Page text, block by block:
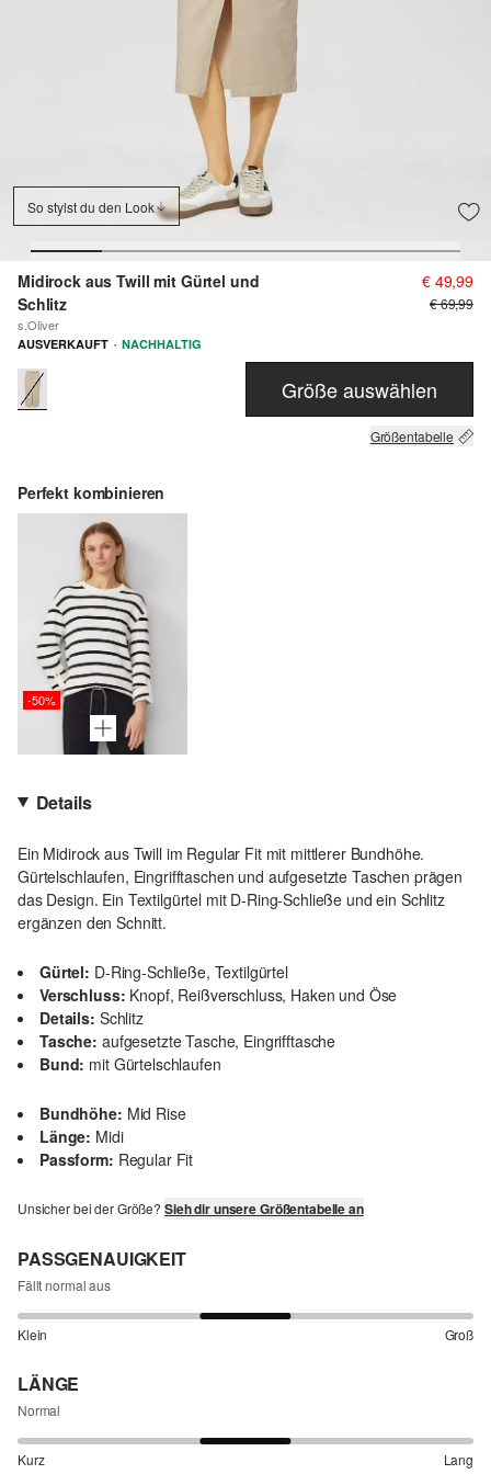
So stylst du den Look
Midirock aus Twill mit Gürtel und
Schlitz
s.Oliver
€ 49,99
€ 69,99
AUSVERKAUFT · NACHHALTIG
Größe auswählen
Größentabelle
Perfekt kombinieren
-50%
Details
Ein Midirock aus Twill im Regular Fit mit mittlerer Bundhöhe.
Gürtelschlaufen, Eingrifftaschen und aufgesetzte Taschen prägen
das Design. Ein Textilgürtel mit D-Ring-Schließe und ein Schlitz
ergänzen den Schnitt.
Gürtel: D-Ring-Schließe, Textilgürtel
Verschluss: Knopf, Reißverschluss, Haken und Öse
Details: Schlitz
Tasche: aufgesetzte Tasche, Eingrifftasche
Bund: mit Gürtelschlaufen
Bundhöhe: Mid Rise
Länge: Midi
Passform: Regular Fit
Unsicher bei der Größe? Sieh dir unsere Größentabelle an
PASSGENAUIGKEIT
Fällt normal aus
Klein Groß
LÄNGE
Normal
Kurz Lang